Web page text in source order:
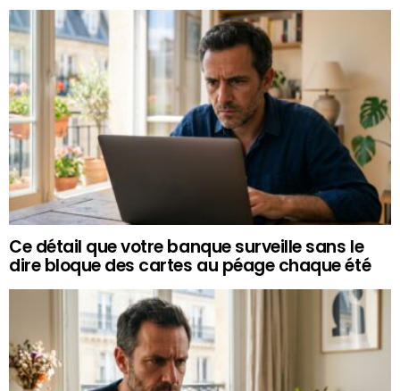
Ce détail que votre banque surveille sans le
dire bloque des cartes au péage chaque été